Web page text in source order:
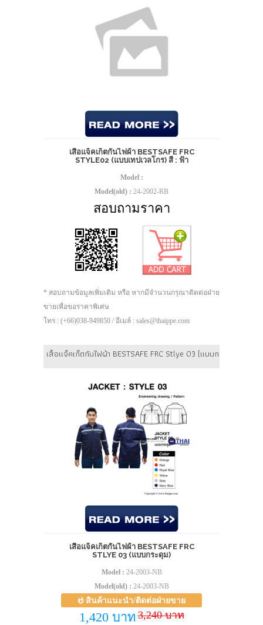
เสื้อแจ็คเก็ตกันไฟผ้า BESTSAFE FRC
STYLE02 (แบบเทปเวลโกร) สี : ฟ้า
Model :
Model(old) : 24-2002-RB
สอบถามราคา
* สอบถามข้อมูลเพิ่มเติม หรือ หากมีจำนวนกรุณาติดต่อฝ่าย
ขายเพื่อขอราคาพิเศษ
โทร : (+66)038-949850 / อีเมล์ : sales@thaippe.com
เสื้อแจ็คเก็ตกันไฟผ้า BESTSAFE FRC Stlye 03 (แบบกระดุม)
เสื้อแจ็คเก็ตกันไฟผ้า BESTSAFE FRC
STLYE 03 (แบบกระดุม)
Model : 24-2003-NB
Model(old) : 24-2003-NB
สินค้าแนะนำ/ติดต่อฝ่ายขาย
1,420 บาท 3,240 บาท